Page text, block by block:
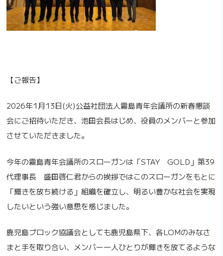
【ご報告】
2026年1月13日(火)公益社団法人霧島青年会議所の新春懇談
会にご招待いただき、池田会長はじめ、役員のメンバーと参加
させていただきました。
今年の霧島青年会議所のスローガンは「STAY GOLD」第39
代理事長 盛田啓仁君からの挨拶ではこのスローガンをもとに
「輝きを放ち続ける」組織を確立し、明るい豊かな社会を実現
したいという強い意思を感じました。
鹿児島ブロック協議会としても鹿児島県下、各LOMのみなさ
まと手を取り合い、メンバー一人ひとりが輝きを放てるような